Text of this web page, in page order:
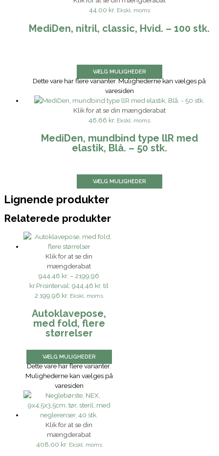
44,00 kr. Ekskl. moms
MediDen, nitril, classic, Hvid. – 100 stk.
VÆLG MULIGHEDER
Dette vare har flere varianter. Mulighederne kan vælges på
varesiden
Klik for at se din mængderabat
46,66 kr. Ekskl. moms
MediDen, mundbind type llR med
elastik, Blå. – 50 stk.
VÆLG MULIGHEDER
Lignende produkter
Relaterede produkter
Klik for at se din
mængderabat
944,46 kr. – 2199,96
kr.Prisinterval: 944,46 kr. til
2.199,96 kr. Ekskl. moms
Autoklavepose,
med fold, flere
størrelser
VÆLG MULIGHEDER
Dette vare har flere varianter.
Mulighederne kan vælges på
varesiden
Klik for at se din
mængderabat
408,00 kr. Ekskl. moms